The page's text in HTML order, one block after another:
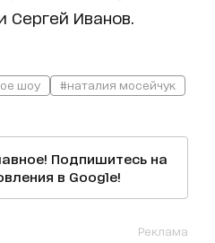
Сергей Иванов.
шоу #наталия мосейчук
Подпишитесь на
в Google!
Реклама